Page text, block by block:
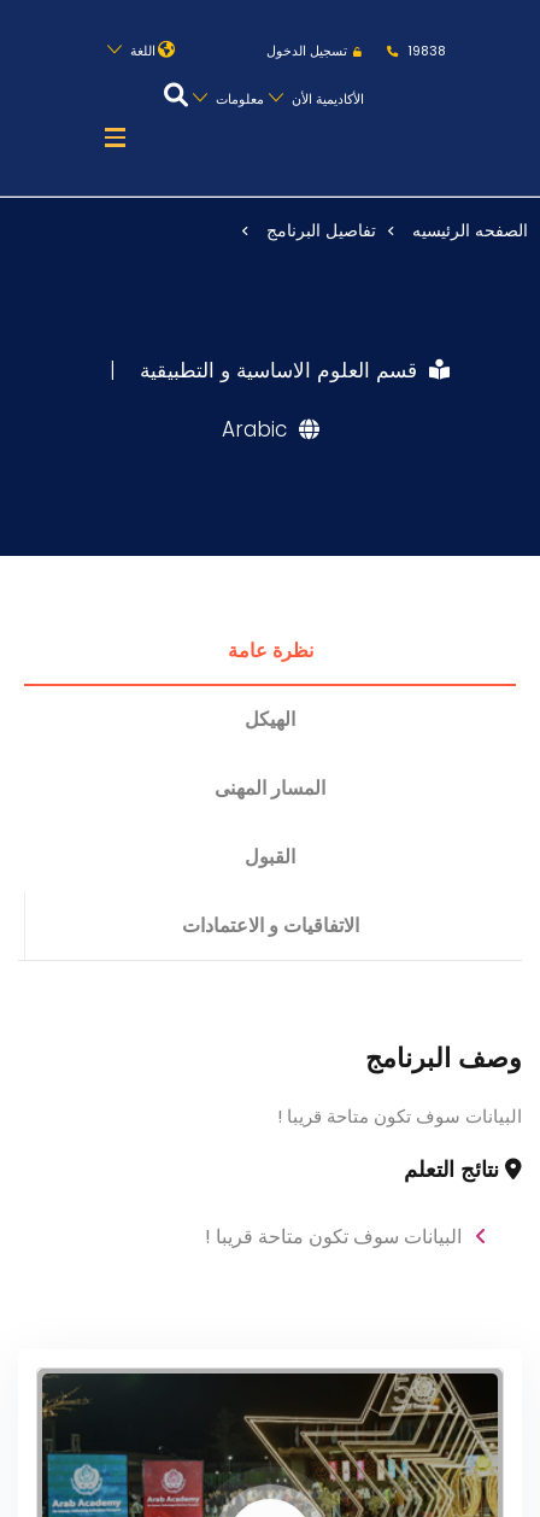
19838 تسجيل الدخول اللغة
الأكاديمية الأن معلومات
عن الأكاديمية
المجمعات
الصفحه الرئيسيه تفاصيل البرنامج
قسم العلوم الاساسية و التطبيقية
Arabic
نظرة عامة
الهيكل
المسار المهنى
القبول
الاتفاقيات و الاعتمادات
وصف البرنامج
البيانات سوف تكون متاحة قريبا !
نتائج التعلم
البيانات سوف تكون متاحة قريبا !